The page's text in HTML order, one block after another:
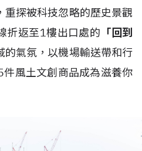
探被科技忽略的歷史景觀
折返至1樓出口處的 「回到
的氣氛，以機場輸送帶和行
風土文創商品成為滋養你